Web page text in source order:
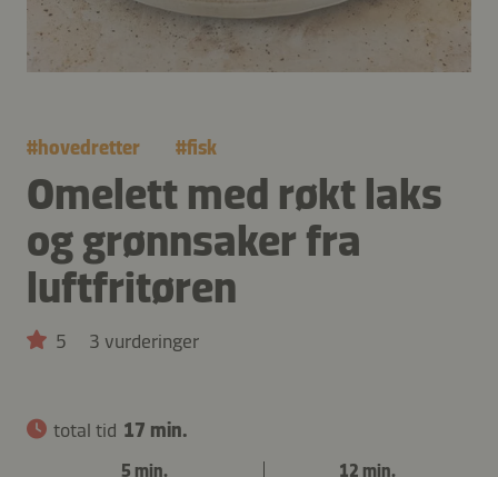
#hovedretter #fisk
Omelett med røkt laks
og grønnsaker fra
luftfritøren
5 3 vurderinger
total tid 17 min.
5 min. 12 min.